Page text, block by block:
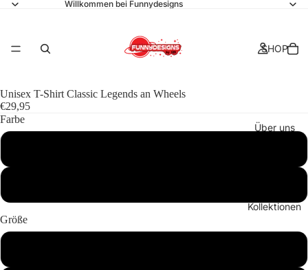
Willkommen bei Funnydesigns
SHOP
Über uns
Kollektionen
Unisex T-Shirt Classic Legends an Wheels
€29,95
Farbe
Größe